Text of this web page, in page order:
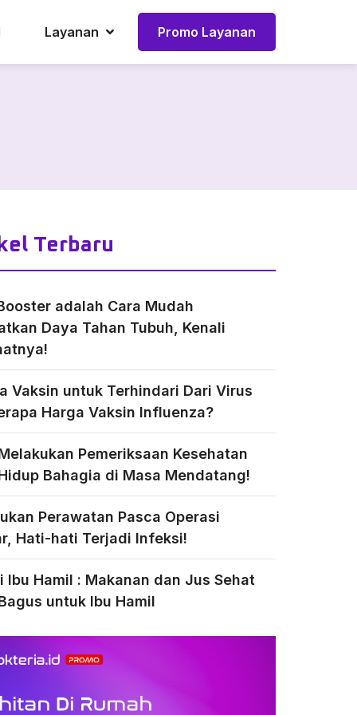
Layanan Promo Layanan
Terbaru
adalah Cara Mudah
Daya Tahan Tubuh, Kenali
Vaksin untuk Terhindari Dari Virus
Harga Vaksin Influenza?
Pemeriksaan Kesehatan
Bahagia di Masa Mendatang!
Perawatan Pasca Operasi
Hati-hati Terjadi Infeksi!
Ibu Hamil : Makanan dan Jus Sehat
untuk Ibu Hamil